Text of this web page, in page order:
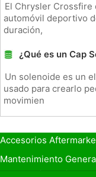
El Chrysler Crossfire
automóvil deportivo
duración,
¿Qué es un Cap
Un solenoide es un
usado para crearlo
movimien
Accesorios
Seguro de Coche
Mantenimiento
Seguridad Vial